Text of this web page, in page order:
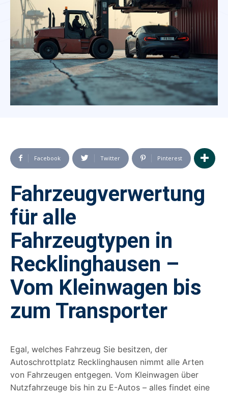
Facebook Twitter Pinterest
Fahrzeugverwertung
für alle
Fahrzeugtypen in
Recklinghausen –
Vom Kleinwagen bis
zum Transporter
Egal, welches Fahrzeug Sie besitzen, der
Autoschrottplatz Recklinghausen nimmt alle Arten
von Fahrzeugen entgegen. Vom Kleinwagen über
Nutzfahrzeuge bis hin zu E-Autos – alles findet eine